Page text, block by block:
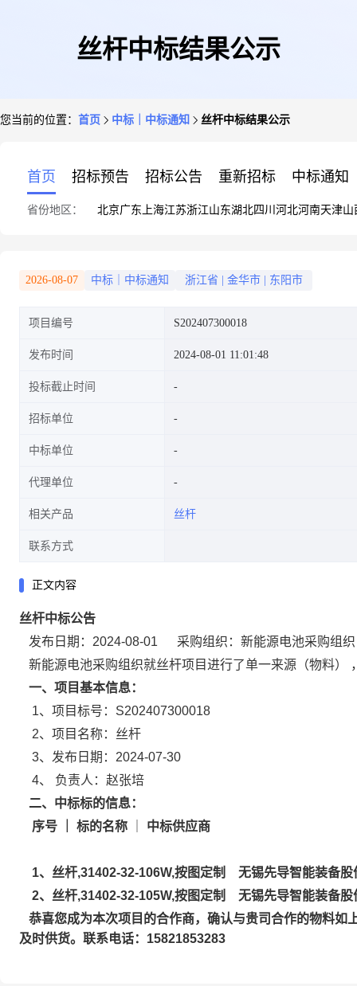
丝杆中标结果公示
您当前的位置： 首页 中标｜中标通知 丝杆中标结果公示
首页 招标预告 招标公告 重新招标 中标通知
省份地区： 北京广东 上海江苏浙江山东湖北四川 河北河南天津山
2026-08-07 中标｜中标通知 浙江省 金华市 东阳市
项目编号 S202407300018
发布时间 2024-08-01 11:01:48
投标截止时间
招标单位
中标单位
代理单位
相关产品 丝杆
联系方式
正文内容
丝杆中标公告
发布日期：2024-08-01
采购组织：新能源电池采购组织
新能源电池采购组织就丝杆项目进行了单一来源（物料）
一、项目基本信息：
1、 项目标号：S202407300018
2、 项目名称：丝杆
3、 发布日期：2024-07-30
4、 负责人：赵张培
二、中标标的信息：
序号 ｜ 标的名称
中标供应商
1、丝杆,31402-32-106W,按图定制 无锡先导智能装备股
2、丝杆,31402-32-105W,按图定制 无锡先导智能装备股
恭喜您成为本次项目的合作商，确认与贵司合作的物料
及时供货。联系电话：15821853283